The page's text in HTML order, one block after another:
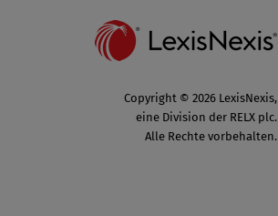
Copyright © 2026 LexisNexis,
eine Division der RELX plc.
Alle Rechte vorbehalten.